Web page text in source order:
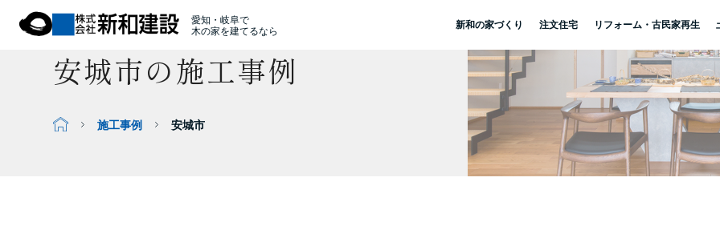
愛知・岐阜で
木の家を建てるなら
新和の家づくり 注文住宅 リフォーム・古民家再生
安城市の施工事例
施工事例 安城市